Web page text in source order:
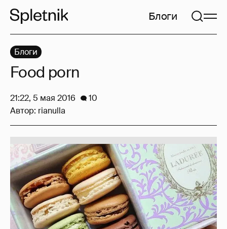
Блоги
Блоги
Food porn
21:22, 5 мая 2016
10
Автор: rianulla